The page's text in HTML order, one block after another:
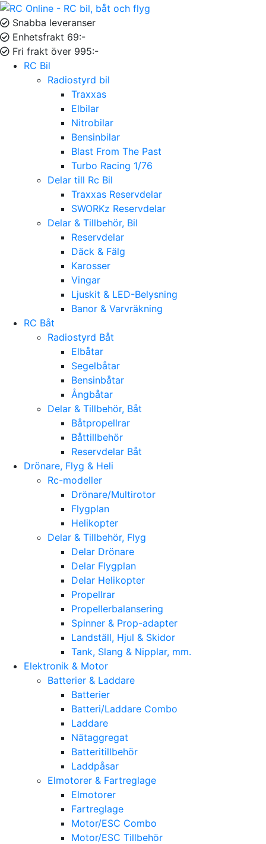
Snabba leveranser
Enhetsfrakt 69:-
Fri frakt över 995:-
RC Bil
Radiostyrd bil
Traxxas
Elbilar
Nitrobilar
Bensinbilar
Blast From The Past
Turbo Racing 1/76
Delar till Rc Bil
Traxxas Reservdelar
SWORKz Reservdelar
Delar & Tillbehör, Bil
Reservdelar
Däck & Fälg
Karosser
Vingar
Ljuskit & LED-Belysning
Banor & Varvräkning
RC Båt
Radiostyrd Båt
Elbåtar
Segelbåtar
Bensinbåtar
Ångbåtar
Delar & Tillbehör, Båt
Båtpropellrar
Båttillbehör
Reservdelar Båt
Drönare, Flyg & Heli
Rc-modeller
Drönare/Multirotor
Flygplan
Helikopter
Delar & Tillbehör, Flyg
Delar Drönare
Delar Flygplan
Delar Helikopter
Propellrar
Propellerbalansering
Spinner & Prop-adapter
Landställ, Hjul & Skidor
Tank, Slang & Nipplar, mm.
Elektronik & Motor
Batterier & Laddare
Batterier
Batteri/Laddare Combo
Laddare
Nätaggregat
Batteritillbehör
Laddpåsar
Elmotorer & Fartreglage
Elmotorer
Fartreglage
Motor/ESC Combo
Motor/ESC Tillbehör